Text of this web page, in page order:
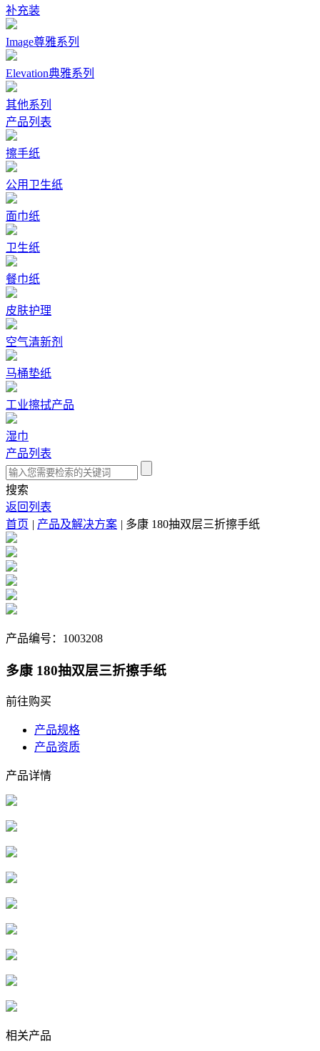
补充装
Image尊雅系列
Elevation典雅系列
其他系列
产品列表
擦手纸
公用卫生纸
面巾纸
卫生纸
餐巾纸
皮肤护理
空气清新剂
马桶垫纸
工业擦拭产品
湿巾
产品列表
搜索
返回列表
首页 | 产品及解决方案 | 多康 180抽双层三折擦手纸
产品编号： 1003208
多康 180抽双层三折擦手纸
前往购买
产品规格
产品资质
产品详情
相关产品